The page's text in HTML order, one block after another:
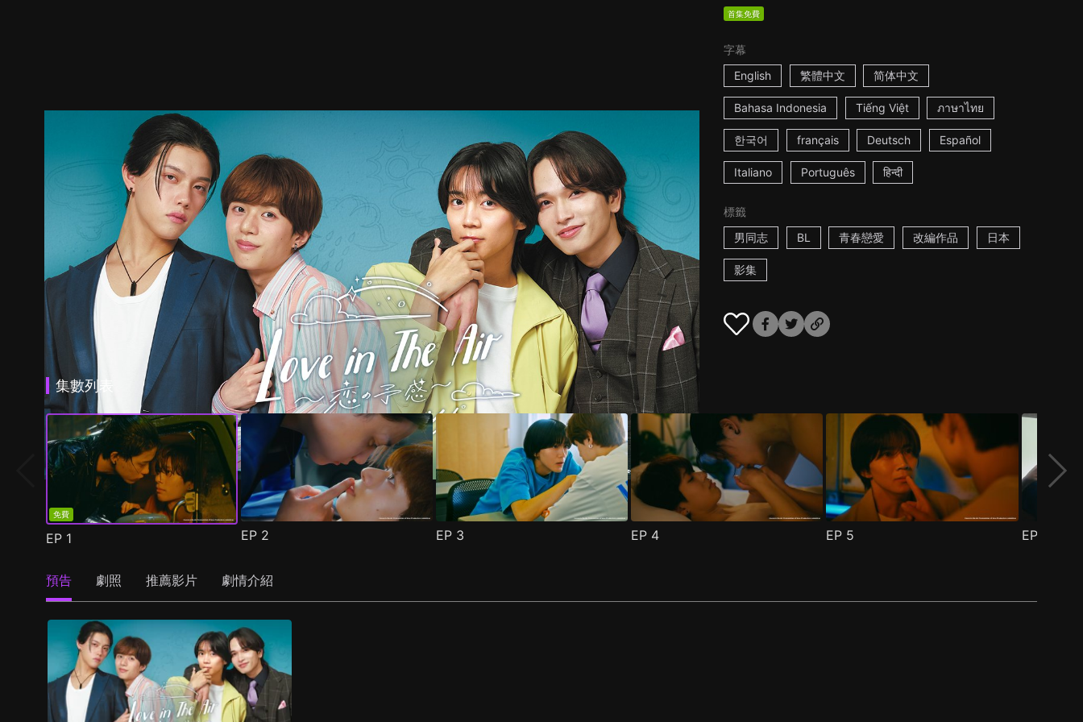
首集免費
字幕
English
繁體中文 简体中文
Bahasa Indonesia Tiếng Việt ภาษาไทย
한국어 français Deutsch Español
Italiano Português हिन्दी
標籤
男同志
BL 青春戀愛 改編作品 日本
影集
集數列表
免費
EP 1 EP 2 EP 3 EP 4 EP 5 EP
預告 劇照 推薦影片 劇情介紹